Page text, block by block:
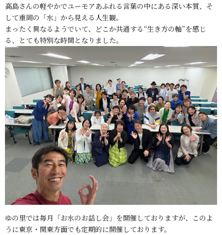
高島さんの軽やかでユーモアあふれる言葉の中にある深い本質、そ
して重岡の「水」から見える人生観。
まったく異なるようでいて、どこか共通する“生き方の軸”を感じ
る、とても特別な時間となりました。
ゆの里では毎月「お水のお話し会」を開催しておりますが、このよ
うに東京・関東方面でも定期的に開催しております。